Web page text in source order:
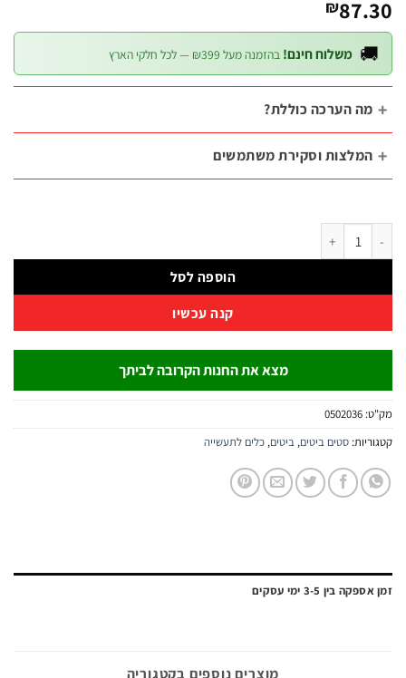
₪
משלוח חינם! בהזמנה מעל ₪399 — לכל חלקי הארץ
הערכה כוללת?
וסקירת משתמשים
חלקים פתיחת כנף צבעוני + מוביל בוקסה קפיצי
הוספה לסל
קנה עכשיו
מצא את החנות הקרובה לביתך
0502036
סטים ביטים,ביטים,כלים לתעשייה
בין 3-5 ימי עסקים
מוצרים נוספים בקטגוריה